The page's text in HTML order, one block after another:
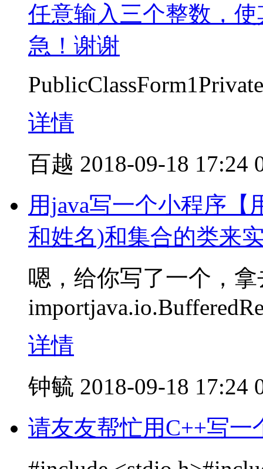
任意输入三个整数，
急！谢谢
详情
百越 2018-09-18 17:24
用java写一个小程序
和姓名)和集合的类来
嗯，给你写了一个，
详情
钟毓 2018-09-18 17:24
请友友帮忙用C++写